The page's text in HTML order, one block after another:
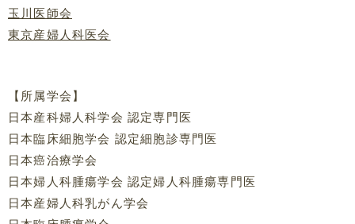
玉川医師会
東京産婦人科医会
【所属学会】
日本産科婦人科学会 認定専門医
日本臨床細胞学会 認定細胞診専門医
日本癌治療学会
日本婦人科腫瘍学会 認定婦人科腫瘍専門医
日本産婦人科乳がん学会